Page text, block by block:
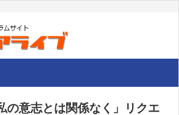
の意志とは関係なく」リクエ